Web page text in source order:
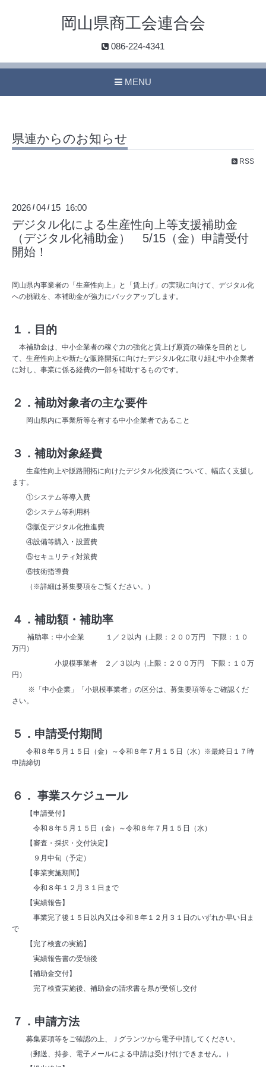
岡山県商工会連合会
086-224-4341
MENU
県連からのお知らせ
RSS
2026 /04 / 15 16:00
デジタル化による生産性向上等支援補助金
（デジタル化補助金） 5/15（金）申請受付
開始！
岡山県内事業者の「生産性向上」と「賃上げ」の実現に向けて、デジタル化
への挑戦を、本補助金が強力にバックアップします。
１．目的
本補助金は、中小企業者の稼ぐ力の強化と賃上げ原資の確保を目的とし
て、生産性向上や新たな販路開拓に向けたデジタル化に取り組む中小企業者
に対し、事業に係る経費の一部を補助するものです。
２．補助対象者の主な要件
岡山県内に事業所等を有する中小企業者であること
３．補助対象経費
生産性向上や販路開拓に向けたデジタル化投資について、幅広く支援し
ます。
①システム等導入費
②システム等利用料
③販促デジタル化推進費
④設備等購入・設置費
⑤セキュリティ対策費
⑥技術指導費
（※詳細は募集要項をご覧ください。）
４．補助額・補助率
補助率：中小企業 １／２以内（上限：２００万円 下限：１０
万円）
小規模事業者 ２／３以内（上限：２００万円 下限：１０万
円）
※「中小企業」「小規模事業者」の区分は、募集要項等をご確認くだ
さい。
５．申請受付期間
令和８年５月１５日（金）～令和８年７月１５日（水）※最終日１７時
申請締切
６． 事業スケジュール
【申請受付】
令和８年５月１５日（金）～令和８年７月１５日（水）
【審査・採択・交付決定】
９月中旬（予定）
【事業実施期間】
令和８年１２月３１日まで
【実績報告】
事業完了後１５日以内又は令和８年１２月３１日のいずれか早い日ま
で
【完了検査の実施】
実績報告書の受領後
【補助金交付】
完了検査実施後、補助金の請求書を県が受領し交付
７．申請方法
募集要項等をご確認の上、Ｊグランツから電子申請してください。
（郵送、持参、電子メールによる申請は受け付けできません。）